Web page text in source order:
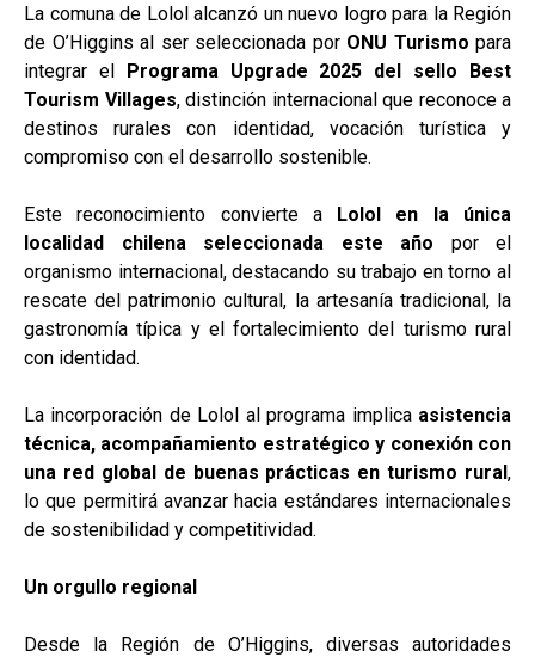
La comuna de Lolol alcanzó un nuevo logro para la Región
de O’Higgins al ser seleccionada por ONU Turismo para
integrar el Programa Upgrade 2025 del sello Best
Tourism Villages, distinción internacional que reconoce a
destinos rurales con identidad, vocación turística y
compromiso con el desarrollo sostenible.
Este reconocimiento convierte a Lolol en la única
localidad chilena seleccionada este año por el
organismo internacional, destacando su trabajo en torno al
rescate del patrimonio cultural, la artesanía tradicional, la
gastronomía típica y el fortalecimiento del turismo rural
con identidad.
La incorporación de Lolol al programa implica asistencia
técnica, acompañamiento estratégico y conexión con
una red global de buenas prácticas en turismo rural,
lo que permitirá avanzar hacia estándares internacionales
de sostenibilidad y competitividad.
Un orgullo regional
Desde la Región de O’Higgins, diversas autoridades